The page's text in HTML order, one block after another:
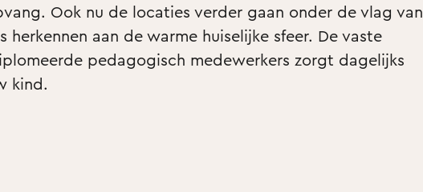
Ook nu de locaties verder gaan onder de vlag van
aan de warme huiselijke sfeer. De vaste
pedagogisch medewerkers zorgt dagelijks
kind.